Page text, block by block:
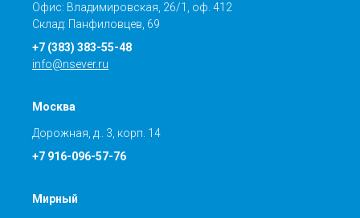
Офис: Владимировская, 26/1, оф. 412
Склад: Панфиловцев, 69
+7 (383) 383-55-48
info@nsever.ru
Москва
Дорожная, д.. 3, корп. 14
+7 916-096-57-76
Мирный